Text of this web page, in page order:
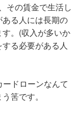
その賃金で生活し
る人には長期の
。(収入が多いか
る必要がある人
ドローンなんて
筈です。